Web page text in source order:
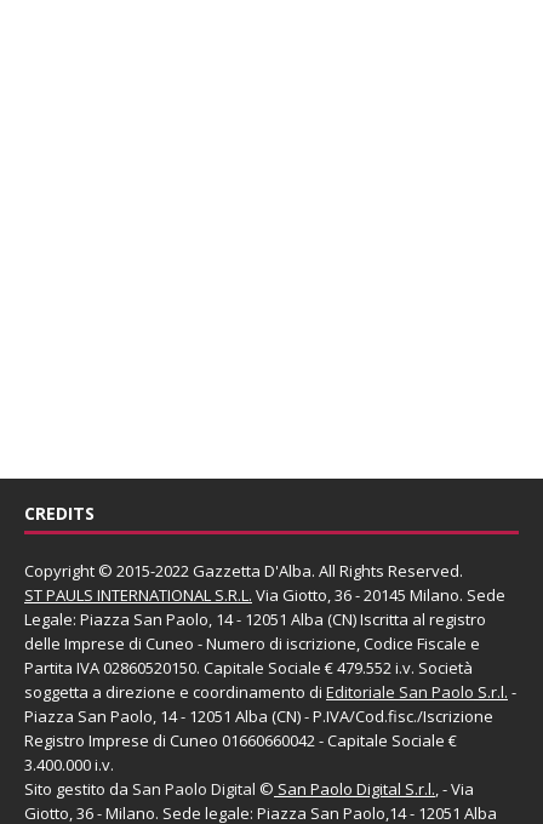
CREDITS
Copyright © 2015-2022 Gazzetta D'Alba. All Rights Reserved.
ST PAULS INTERNATIONAL S.R.L. Via Giotto, 36 - 20145 Milano. Sede
Legale: Piazza San Paolo, 14 - 12051 Alba (CN) Iscritta al registro
delle Imprese di Cuneo - Numero di iscrizione, Codice Fiscale e
Partita IVA 02860520150. Capitale Sociale € 479.552 i.v. Società
soggetta a direzione e coordinamento di Editoriale San Paolo S.r.l. -
Piazza San Paolo, 14 - 12051 Alba (CN) - P.IVA/Cod.fisc./Iscrizione
Registro Imprese di Cuneo 01660660042 - Capitale Sociale €
3.400.000 i.v.
Sito gestito da San Paolo Digital © San Paolo Digital S.r.l., - Via
Giotto, 36 - Milano. Sede legale: Piazza San Paolo,14 - 12051 Alba